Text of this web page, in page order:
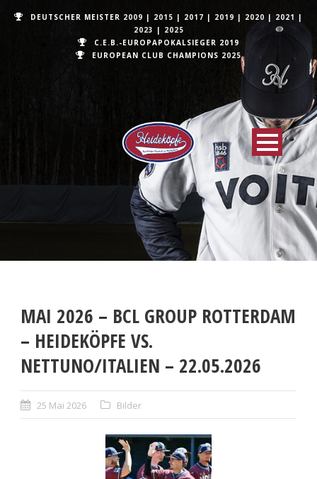
DEUTSCHER MEISTER 2009 | 2015 | 2017 | 2019 | 2020 | 2021 |
2023 | 2025
C.E.B.-EUROPAPOKALSIEGER 2019
EUROPEAN CLUB CHAMPIONS 2025
MAI 2026 – BCL GROUP ROTTERDAM
– HEIDEKÖPFE VS.
NETTUNO/ITALIEN – 22.05.2026
25 Mai 2026 Bilder